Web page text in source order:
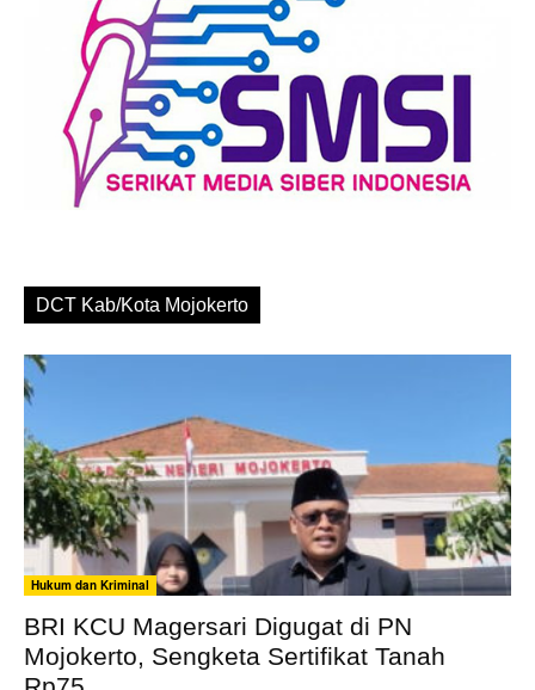
DCT Kab/Kota Mojokerto
Hukum dan Kriminal
BRI KCU Magersari Digugat di PN
Mojokerto, Sengketa Sertifikat Tanah